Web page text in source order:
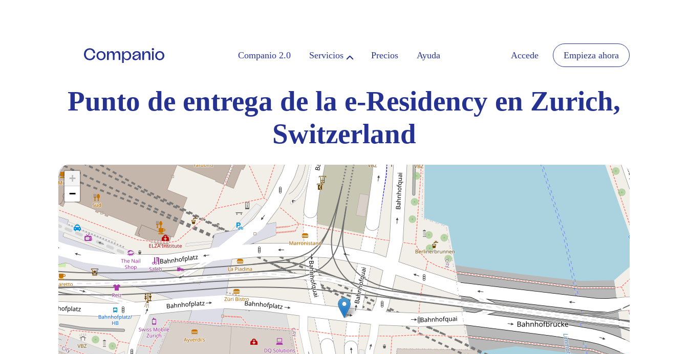
Companio 2.0 Servicios Precios Ayuda Accede Empieza ahora
Punto de entrega de la e-Residency en Zurich,
Switzerland
+
−